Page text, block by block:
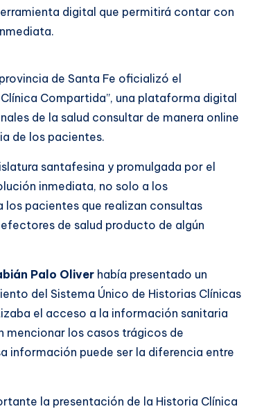
digital que permitirá contar con
de Santa Fe oficializó el
Compartida”, una plataforma digital
de la salud consultar de manera online
de los pacientes.
santafesina y promulgada por el
inmediata, no solo a los
los pacientes que realizan consultas
de salud producto de algún
Palo Oliver había presentado un
del Sistema Único de Historias Clínicas
el acceso a la información sanitaria
mencionar los casos trágicos de
información puede ser la diferencia entre
la presentación de la Historia Clínica